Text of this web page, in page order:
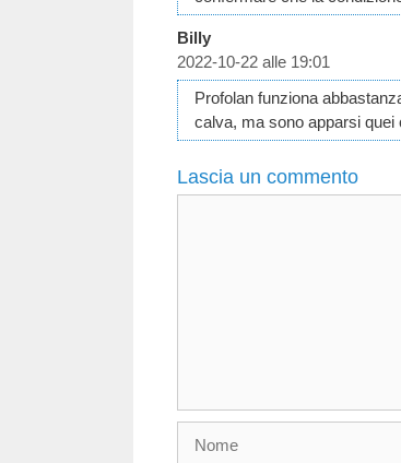
Billy
2022-10-22 alle 19:01
Profolan funziona
calva, ma sono apparsi quei
Lascia un commento